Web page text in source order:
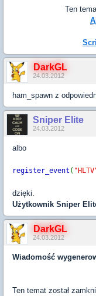
Ten
DarkGL
24.03.2012
ham_spawn z
Sniper Elite
24.03.2012
albo
register_event (
dzięki.
Użytkownik Sniper
DarkGL
24.03.2012
Wiadomość
Ten temat został